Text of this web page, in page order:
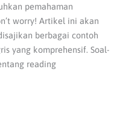
pemahaman
worry! Artikel ini akan
berbagai contoh
yang komprehensif. Soal-
reading